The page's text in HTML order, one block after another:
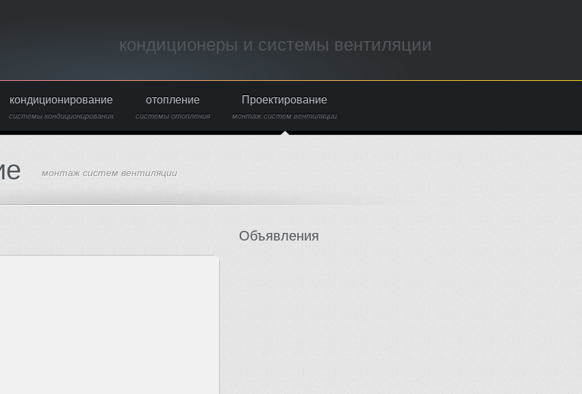
кондиционеры и системы вентиляции
кондиционирование
системы кондиционирования
отопление
системы отопления
Проектирование
монтаж систем вентиляции
монтаж систем вентиляции
Объявления